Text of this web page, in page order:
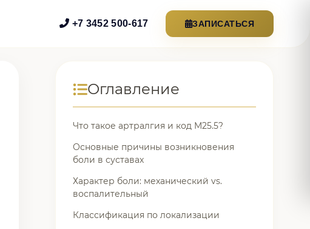
+7 3452 500-617 ЗАПИСАТЬСЯ
Оглавление
Что такое артралгия и код M25.5?
Основные причины возникновения
боли в суставах
Характер боли: механический vs.
воспалительный
Классификация по локализации